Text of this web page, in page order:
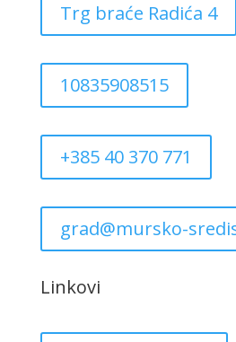
Trg braće Radića 4
10835908515
+385 40 370 771
grad@mursko-
Linkovi